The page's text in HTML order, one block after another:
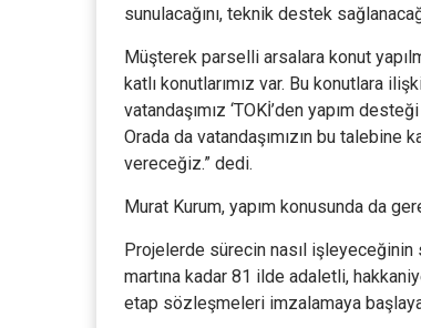
sunulacağını, teknik destek
Müşterek parselli arsalara konut
katlı konutlarımız var. Bu konutlara
vatandaşımız ‘TOKİ’den yapım
Orada da vatandaşımızın bu talebine
vereceğiz.” dedi.
Murat Kurum, yapım konusunda da
Projelerde sürecin nasıl işleyeceğinin
martına kadar 81 ilde adaletli,
etap sözleşmeleri imzalamaya